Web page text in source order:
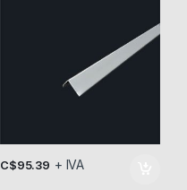
C$95.39 + IVA